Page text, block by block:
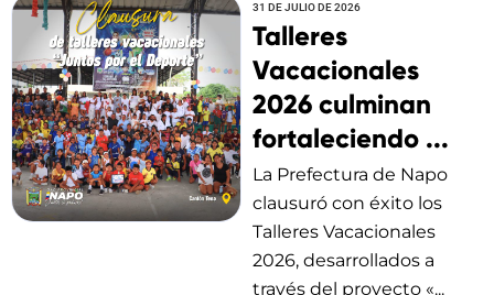
31 DE JULIO DE 2026
Talleres
Vacacionales
2026 culminan
fortaleciendo ...
La Prefectura de Napo
clausuró con éxito los
Talleres Vacacionales
2026, desarrollados a
través del proyecto «...